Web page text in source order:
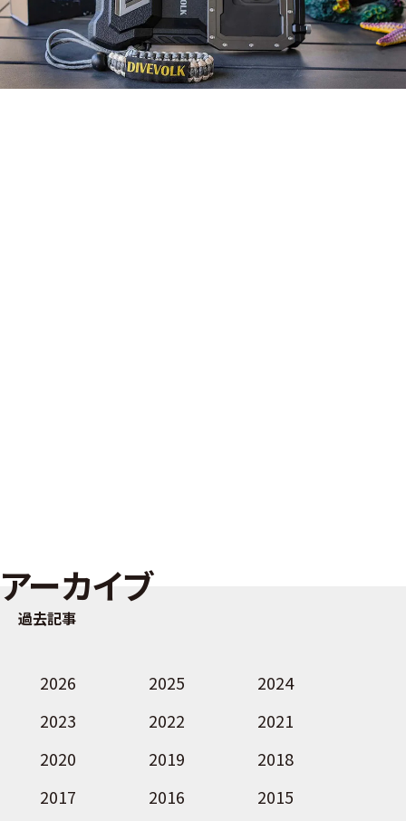
アーカイブ
過去記事
2026 2025
2024
2023
2022
2021
2020
2019
2018
2017
2016
2015